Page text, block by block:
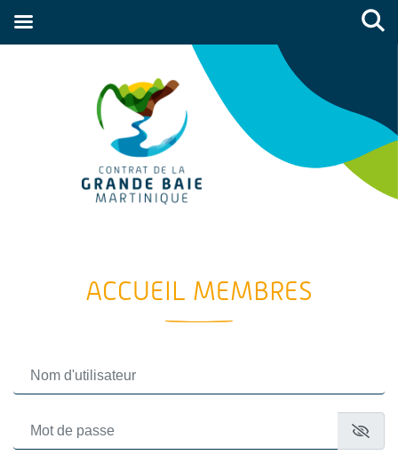
ACCUEIL MEMBRES